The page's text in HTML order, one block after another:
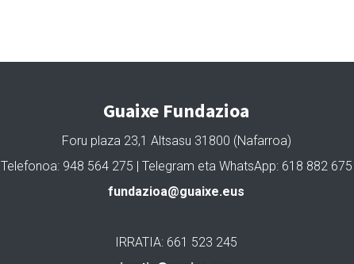
Guaixe Fundazioa
Foru plaza 23,1 Altsasu 31800 (Nafarroa)
Telefonoa: 948 564 275 | Telegram eta WhatsApp: 618 882 675
fundazioa@guaixe.eus
IRRATIA: 661 523 245